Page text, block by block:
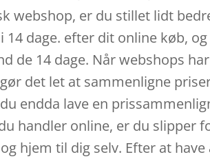
webshop, er du stillet lidt
dage. efter dit online køb,
14 dage. Når webshops
det let at sammenligne
endda lave en
handler online, er du slipper
hjem til dig selv. Efter at